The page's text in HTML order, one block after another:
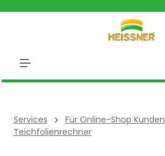
Services
Für Online-Shop Kunden
Teichfolienrechner